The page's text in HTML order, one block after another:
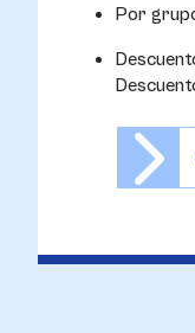
Por